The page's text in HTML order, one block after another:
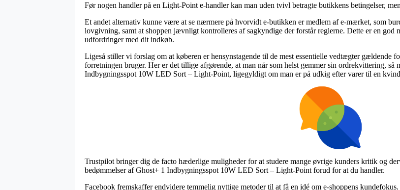
Før nogen handler på en Light-Point e-handler kan man uden tvivl betragte butikkens betingelser,
Et andet alternativ kunne være at se nærmere på hvorvidt e-butikken er medlem af e-mærket, som
lovgivning, samt at shoppen jævnligt kontrolleres af sagkyndige der forstår reglerne. Dette er en
udfordringer med dit indkøb.
Ligeså stiller vi forslag om at køberen er hensynstagende til de mest essentielle vedtægter gældende
forretningen bruger. Her er det tillige afgørende, at man når som helst gemmer sin ordrekvittering,
Indbygningsspot 10W LED Sort – Light-Point, ligegyldigt om man er på udkig efter varer til en
Trustpilot bringer dig de facto hæderlige muligheder for at studere mange øvrige kunders kritik og
bedømmelser af Ghost+ 1 Indbygningsspot 10W LED Sort – Light-Point forud for at du handler.
Facebook fremskaffer endvidere temmelig nyttige metoder til at få en idé om e-shoppens